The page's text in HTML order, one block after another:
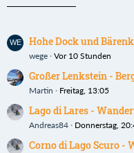
Hohe Dock und
wege Vor 10 Stunden
Großer Lenkstein -
Martin Freitag, 13:05
Lago di Lares -
Andreas84 Donnerstag,
Corno di Lago Scuro -